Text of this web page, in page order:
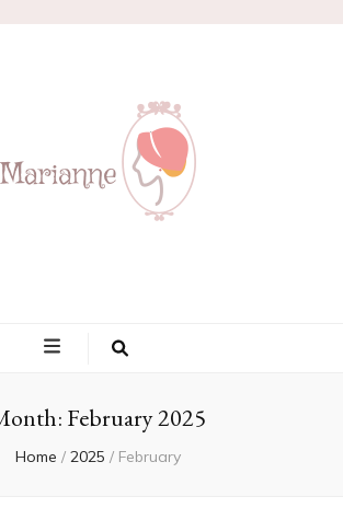
February 2025
Home / 2025 / February